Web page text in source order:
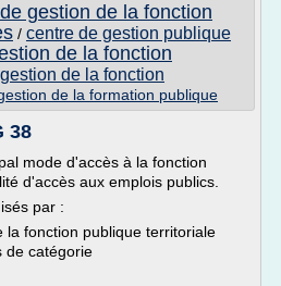
gestion de la fonction
/ centre de gestion publique
de la fonction
de la fonction
de la formation publique
38
mode d'accès à la fonction
d'accès aux emplois publics.
par :
la fonction publique territoriale
de catégorie